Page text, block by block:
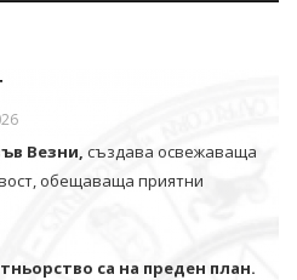
Везни, създава освежаваща
обещаваща приятни
са на преден план.